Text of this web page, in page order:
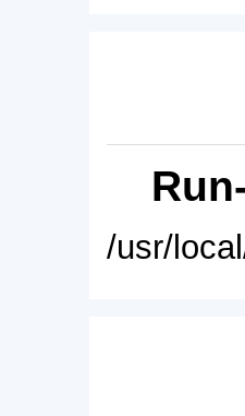
/usr/